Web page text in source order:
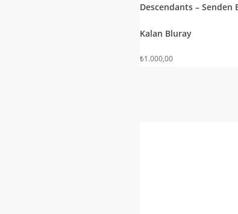
Descendants – Senden
Kalan Bluray
₺1.000,00